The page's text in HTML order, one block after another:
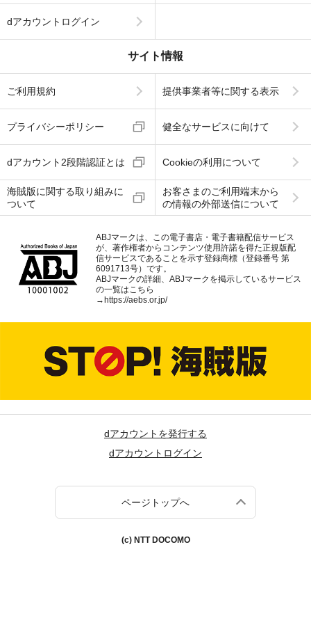
dアカウントログイン
サイト情報
ご利用規約 提供事業者等に関する表示
プライバシーポリシー 健全なサービスに向けて
dアカウント2段階認証とは Cookieの利用について
海賊版に関する取り組みに
ついて
お客さまのご利用端末から
の情報の外部送信について
ABJマークは、この電子書店・電子書籍配信サービス
が、著作権者からコンテンツ使用許諾を得た正規版配
信サービスであることを示す登録商標（登録番号 第
6091713号）です。
ABJマークの詳細、ABJマークを掲示しているサービス
の一覧はこちら
→https://aebs.or.jp/
dアカウントを発行する
dアカウントログイン
ページトップへ
(c) NTT DOCOMO